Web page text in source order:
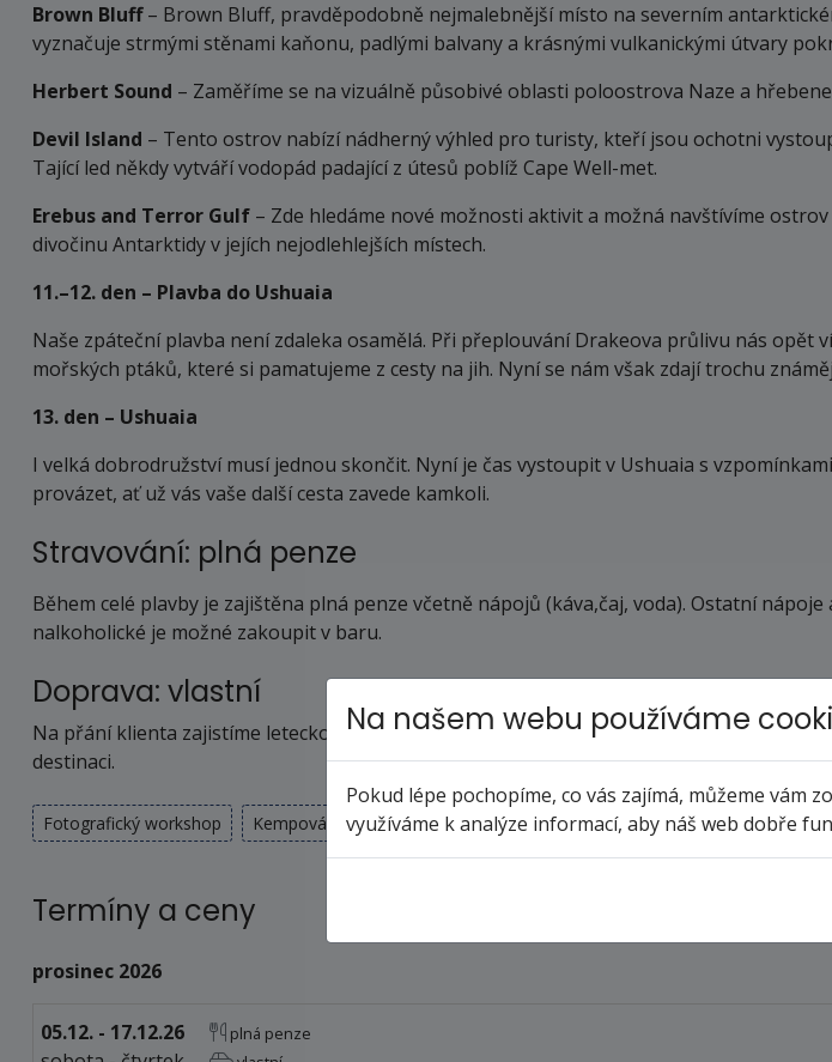
Brown Bluff– Brown Bluff, pravděpodobně nejmalebnější místo na severním
vyznačuje strmými stěnami kaňonu, padlými balvany a krásnými vulkanickými útvary
Herbert Sound – Zaměříme se na vizuálně působivé oblasti poloostrova Naze a hřebene
Devil Island – Tento ostrov nabízí nádherný výhled pro turisty, kteří jsou ochotni
Tající led někdy vytváří vodopád padající z útesů poblíž Cape Well-met.
Erebus and Terror Gulf – Zde hledáme nové možnosti aktivit a možná navštívíme ostrov
divočinu Antarktidy v jejích nejodlehlejších místech.
11.–12. den – Plavba do Ushuaia
Naše zpáteční plavba není zdaleka osamělá. Při přeplouvání Drakeova průlivu nás opět
mořských ptáků, které si pamatujeme z cesty na jih. Nyní se nám však zdají trochu
13. den – Ushuaia
I velká dobrodružství musí jednou skončit. Nyní je čas vystoupit v Ushuaia s
provázet, ať už vás vaše další cesta zavede kamkoli.
Stravování: plná penze
Během celé plavby je zajištěna plná penze včetně nápojů (káva,čaj, voda). Ostatní nápoje
nalkoholické je možné zakoupit v baru.
Doprava: vlastní
Na přání klienta zajistíme leteckou dopravu do místa nalodění a případně ubytování nebo
destinaci.
Fotografický workshop Kempování Sněžnice Jízda na kajaku Horská turistika
Termíny a ceny
prosinec 2026
05.12. - 17.12.26
plná penze
Na našem webu používáme
Pokud lépe pochopíme, co vás zajímá, můžeme vám
využíváme k analýze informací, aby náš web dobře